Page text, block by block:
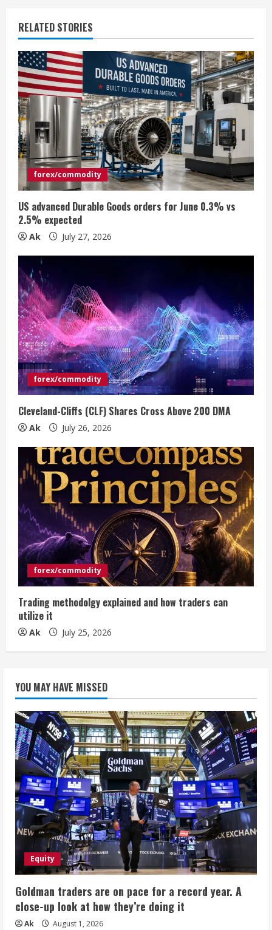
n
u
e
R
e
a
d
i
n
g
RELATED STORIES
forex/commodity
US advanced Durable Goods orders for June 0.3% vs
2.5% expected
Ak July 27, 2026
forex/commodity
Cleveland-Cliffs (CLF) Shares Cross Above 200 DMA
Ak July 26, 2026
forex/commodity
Trading methodolgy explained and how traders can
utilize it
Ak July 25, 2026
YOU MAY HAVE MISSED
Equity
Goldman traders are on pace for a record year. A
close-up look at how they’re doing it
Ak August 1, 2026